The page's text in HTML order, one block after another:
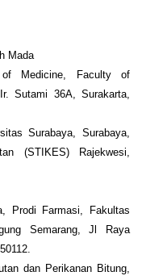
Mada
of Medicine, Faculty of
Sutami 36A, Surakarta,
Surabaya, Surabaya,
(STIKES) Rajekwesi,
Prodi Farmasi, Fakultas
Semarang, Jl Raya
dan Perikanan Bitung,